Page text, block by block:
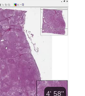
4' 58''